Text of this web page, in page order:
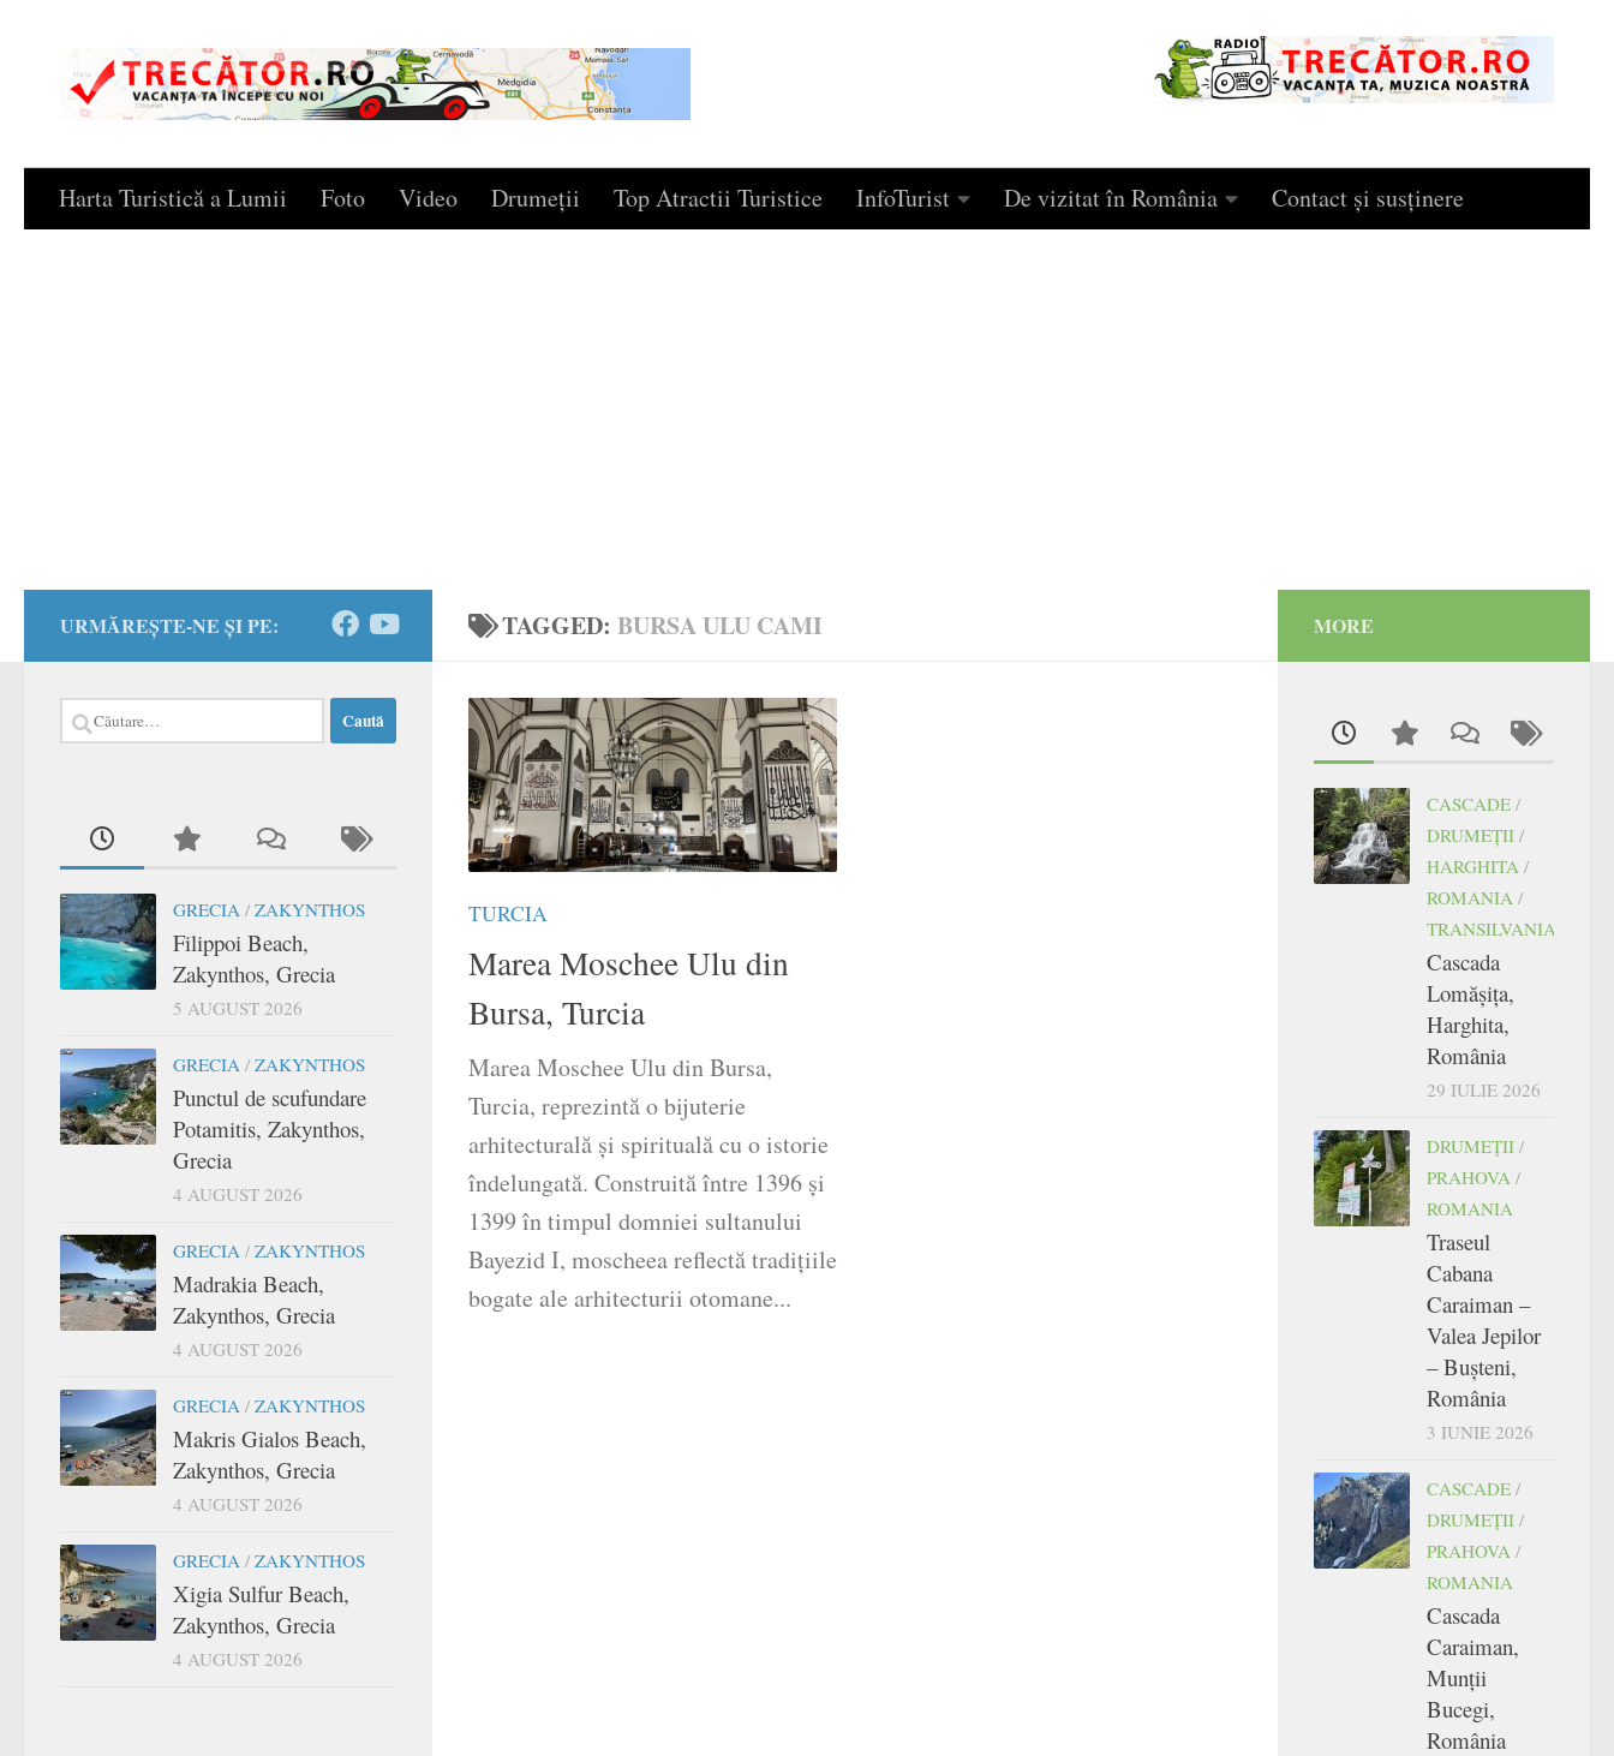
Skip to content
Harta Turistică a Lumii Foto Video Drumeţii Top Atractii Turistice InfoTurist De vizitat în România Contact și susținere
TAGGED: BURSA ULU CAMI
TURCIA
Marea Moschee Ulu din
Bursa, Turcia
Marea Moschee Ulu din Bursa,
Turcia, reprezintă o bijuterie
arhitecturală și spirituală cu o istorie
îndelungată. Construită între 1396 și
1399 în timpul domniei sultanului
Bayezid I, moscheea reflectă tradițiile
bogate ale arhitecturii otomane...
URMĂREȘTE-NE ȘI PE:
Caută
după:
GRECIA / ZAKYNTHOS
Filippoi Beach,
Zakynthos, Grecia
5 AUGUST 2026
GRECIA / ZAKYNTHOS
Punctul de scufundare
Potamitis, Zakynthos,
Grecia
4 AUGUST 2026
GRECIA / ZAKYNTHOS
Madrakia Beach,
Zakynthos, Grecia
4 AUGUST 2026
GRECIA / ZAKYNTHOS
Makris Gialos Beach,
Zakynthos, Grecia
4 AUGUST 2026
GRECIA / ZAKYNTHOS
Xigia Sulfur Beach,
Zakynthos, Grecia
4 AUGUST 2026
MORE
CASCADE /
DRUMEŢII /
HARGHITA /
ROMANIA /
TRANSILVANIA
Cascada
Lomășița,
Harghita,
România
29 IULIE 2026
DRUMEŢII /
PRAHOVA /
ROMANIA
Traseul
Cabana
Caraiman –
Valea Jepilor
– Bușteni,
România
3 IUNIE 2026
CASCADE /
DRUMEŢII /
PRAHOVA /
ROMANIA
Cascada
Caraiman,
Munții
Bucegi,
România